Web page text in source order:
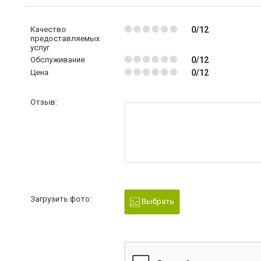
Качество
предоставляемых
услуг
0/12
Обслуживание 0/12
Цена 0/12
Отзыв:
Загрузить фото: Выбрать